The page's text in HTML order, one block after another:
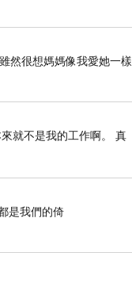
然很想媽媽像我愛她一樣
就不是我的工作啊。 真
是我們的倚